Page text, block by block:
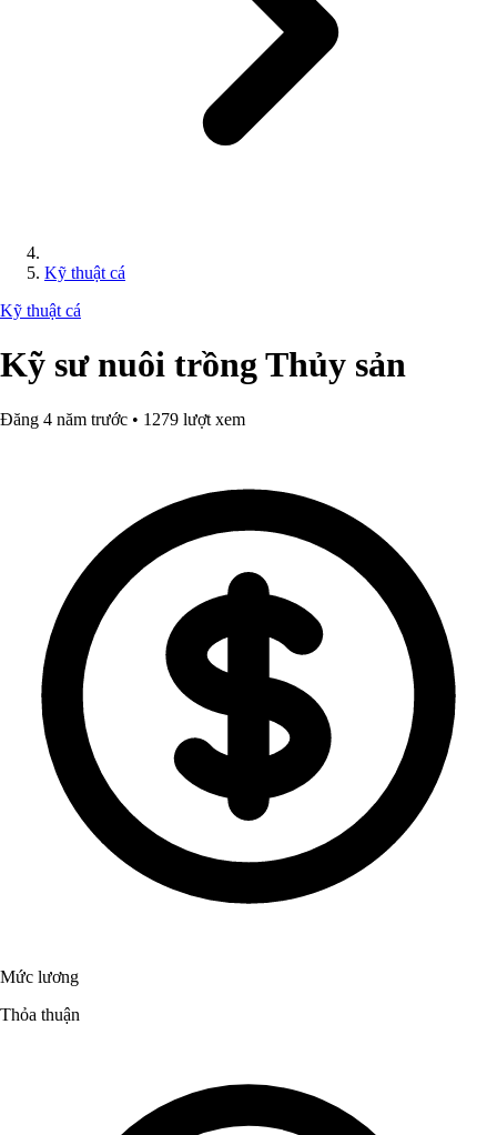
Kỹ thuật cá
Kỹ thuật cá
Kỹ sư nuôi trồng Thủy sản
Đăng 4 năm trước • 1279 lượt xem
Mức lương
Thỏa thuận